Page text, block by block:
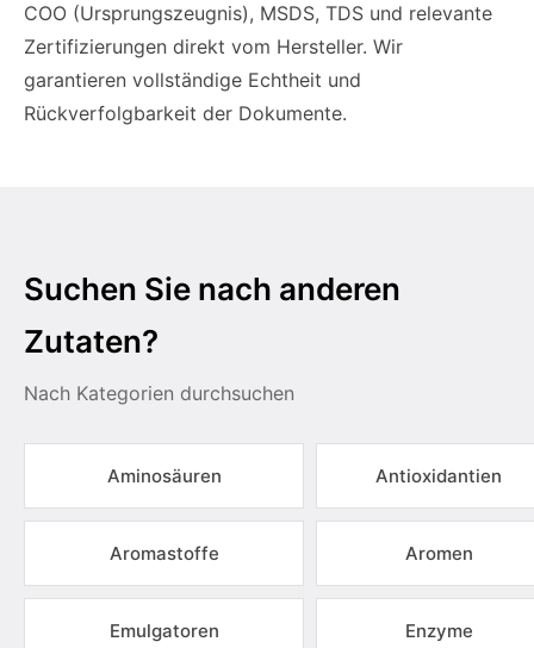
COO (Ursprungszeugnis), MSDS, TDS und relevante
Zertifizierungen direkt vom Hersteller. Wir
garantieren vollständige Echtheit und
Rückverfolgbarkeit der Dokumente.
Suchen Sie nach anderen
Zutaten?
Nach Kategorien durchsuchen
Aminosäuren Antioxidantien
Aromastoffe Aromen
Emulgatoren Enzyme